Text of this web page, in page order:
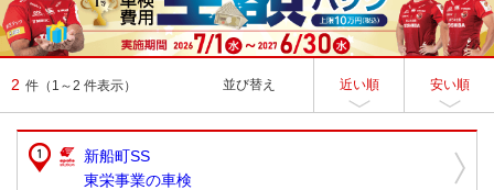
2 件 （1～2 件表示） 並び替え 近い順 安い順
新船町SS
東栄事業の車検